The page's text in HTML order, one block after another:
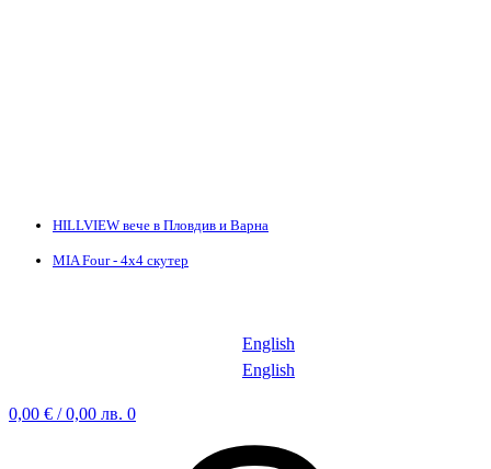
HILLVIEW вече в Пловдив и Варна
MIA Four - 4х4 скутер
English
English
0,00 € / 0,00 лв. 0